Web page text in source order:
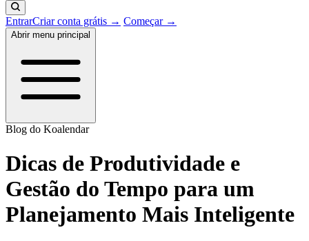
EntrarCriar conta grátis → Começar →
Abrir menu principal
Blog do Koalendar
Dicas de Produtividade e
Gestão do Tempo para um
Planejamento Mais Inteligente